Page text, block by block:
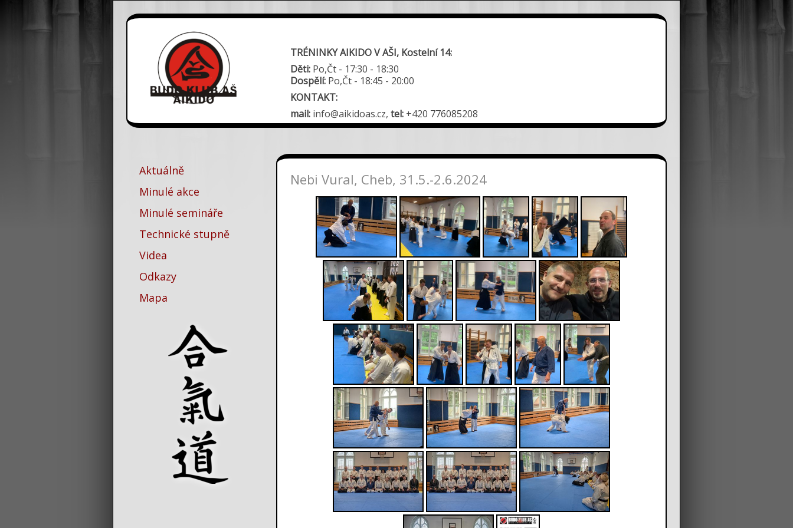
TRÉNINKY AIKIDO V AŠI, Kostelní 14:
Děti: Po,Čt - 17:30 - 18:30
Dospělí: Po,Čt - 18:45 - 20:00
KONTAKT:
mail: info@aikidoas.cz, tel: +420 776085208
Aktuálně
Minulé akce
Minulé semináře
Technické stupně
Videa
Odkazy
Mapa
Nebi Vural, Cheb, 31.5.-2.6.2024